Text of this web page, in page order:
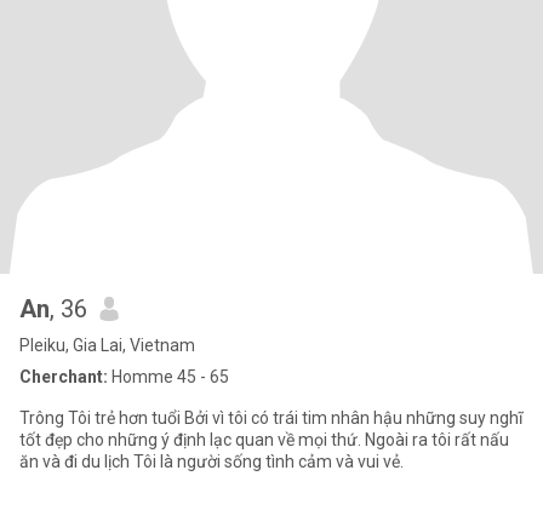
An, 36
Pleiku, Gia Lai, Vietnam
Cherchant: Homme 45 - 65
Trông Tôi trẻ hơn tuổi Bởi vì tôi có trái tim nhân hậu những suy nghĩ
tốt đẹp cho những ý định lạc quan về mọi thứ. Ngoài ra tôi rất nấu
ăn và đi du lịch Tôi là người sống tình cảm và vui vẻ.